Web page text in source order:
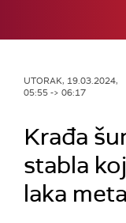
UTORAK, 19.03.2024,
05:55 -> 06:17
Krađa
stabla
laka